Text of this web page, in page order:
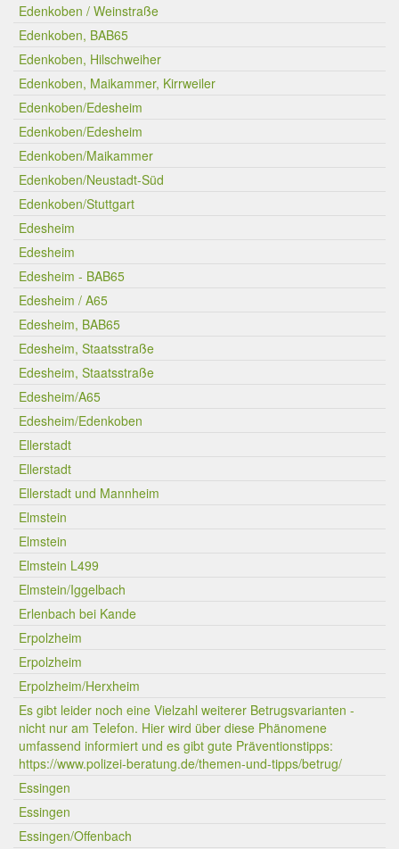
Edenkoben / Weinstraße
Edenkoben, BAB65
Edenkoben, Hilschweiher
Edenkoben, Maikammer, Kirrweiler
Edenkoben/Edesheim
Edenkoben/Edesheim
Edenkoben/Maikammer
Edenkoben/Neustadt-Süd
Edenkoben/Stuttgart
Edesheim
Edesheim
Edesheim - BAB65
Edesheim / A65
Edesheim, BAB65
Edesheim, Staatsstraße
Edesheim, Staatsstraße
Edesheim/A65
Edesheim/Edenkoben
Ellerstadt
Ellerstadt
Ellerstadt und Mannheim
Elmstein
Elmstein
Elmstein L499
Elmstein/Iggelbach
Erlenbach bei Kande
Erpolzheim
Erpolzheim
Erpolzheim/Herxheim
Es gibt leider noch eine Vielzahl weiterer Betrugsvarianten -
nicht nur am Telefon. Hier wird über diese Phänomene
umfassend informiert und es gibt gute Präventionstipps:
https://www.polizei-beratung.de/themen-und-tipps/betrug/
Essingen
Essingen
Essingen/Offenbach